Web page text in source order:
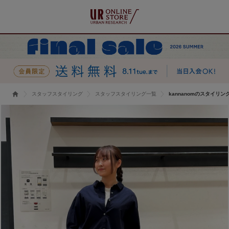
スタッフスタイリング スタッフスタイリング一覧 kannanomのスタイリン